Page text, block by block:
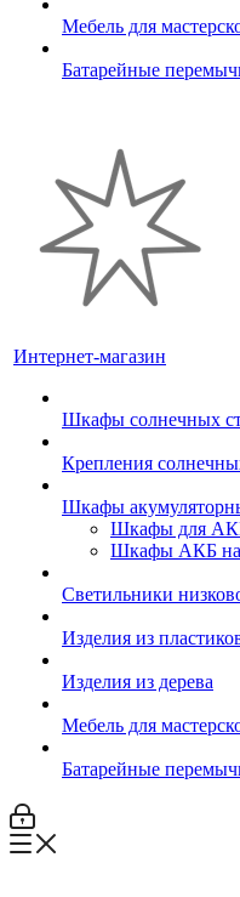
Мебель для
Батарейные
Интернет-магазин
Шкафы солнечных
Крепления
Шкафы
Шкафы для
Шкафы АКБ на
Светильники
Изделия из
Изделия из дерева
Мебель для
Батарейные